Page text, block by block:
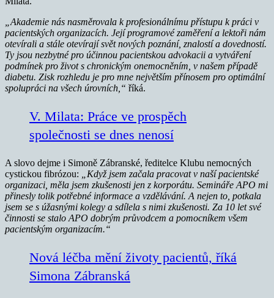
„Akademie nás nasměrovala k profesionálnímu přístupu k práci v
pacientských organizacích. Její programové zaměření a lektoři nám
otevírali a stále otevírají svět nových poznání, znalostí a dovedností.
Ty jsou nezbytné pro účinnou pacientskou advokacii a vytváření
podmínek pro život s chronickým onemocněním, v našem případě
diabetu. Zisk rozhledu je pro mne největším přínosem pro optimální
spolupráci na všech úrovních,“ říká.
V. Milata: Práce ve prospěch
společnosti se dnes nenosí
A slovo dejme i Simoně Zábranské, ředitelce Klubu nemocných
cystickou fibrózou: „Když jsem začala pracovat v naší pacientské
organizaci, měla jsem zkušenosti jen z korporátu. Semináře APO mi
přinesly tolik potřebné informace a vzdělávání. A nejen to, potkala
jsem se s úžasnými kolegy a sdílela s nimi zkušenosti. Za 10 let své
činnosti se stalo APO dobrým průvodcem a pomocníkem všem
pacientským organizacím.“
Nová léčba mění životy pacientů, říká
Simona Zábranská